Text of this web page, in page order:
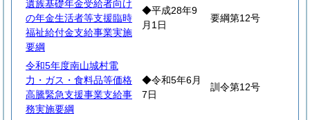
遺族基礎年金受給者向け
の年金生活者等支援臨時
福祉給付金支給事業実施
要綱
◆平成28年9
月1日
要綱第12号
令和5年度南山城村電
力・ガス・食料品等価格
高騰緊急支援事業支給事
務実施要綱
◆令和5年6月
7日
訓令第12号